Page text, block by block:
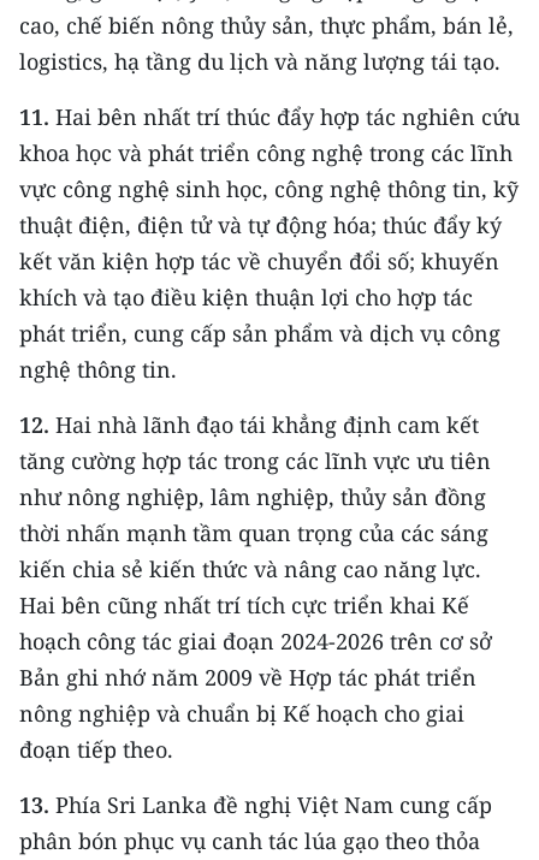
cao, chế biến nông thủy sản, thực phẩm, bán lẻ,
logistics, hạ tầng du lịch và năng lượng tái tạo.
11. Hai bên nhất trí thúc đẩy hợp tác nghiên cứu
khoa học và phát triển công nghệ trong các lĩnh
vực công nghệ sinh học, công nghệ thông tin, kỹ
thuật điện, điện tử và tự động hóa; thúc đẩy ký
kết văn kiện hợp tác về chuyển đổi số; khuyến
khích và tạo điều kiện thuận lợi cho hợp tác
phát triển, cung cấp sản phẩm và dịch vụ công
nghệ thông tin.
12. Hai nhà lãnh đạo tái khẳng định cam kết
tăng cường hợp tác trong các lĩnh vực ưu tiên
như nông nghiệp, lâm nghiệp, thủy sản đồng
thời nhấn mạnh tầm quan trọng của các sáng
kiến chia sẻ kiến thức và nâng cao năng lực.
Hai bên cũng nhất trí tích cực triển khai Kế
hoạch công tác giai đoạn 2024-2026 trên cơ sở
Bản ghi nhớ năm 2009 về Hợp tác phát triển
nông nghiệp và chuẩn bị Kế hoạch cho giai
đoạn tiếp theo.
13. Phía Sri Lanka đề nghị Việt Nam cung cấp
phân bón phục vụ canh tác lúa gạo theo thỏa